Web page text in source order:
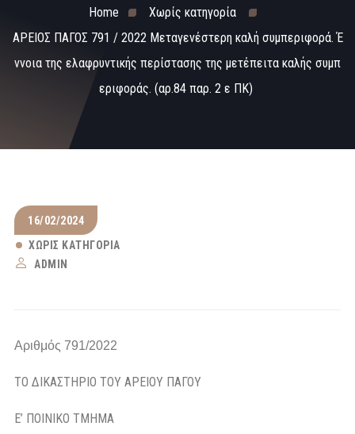
Home
Χωρίς κατηγορία
ΑΡΕΙΟΣ ΠΑΓΟΣ 791 / 2022 Μεταγενέστερη καλή συμπεριφορά. Έ
ννοια της ελαφρυντικής περίστασης της μετέπειτα καλής συμπ
εριφοράς. (αρ.84 παρ. 2 ε ΠΚ)
16/02/2024
ΧΩΡΊΣ ΚΑΤΗΓΟΡΊΑ
ADMIN
Αριθμός 791/2022
ΤΟ ΔΙΚΑΣΤΗΡΙΟ ΤΟΥ ΑΡΕΙΟΥ ΠΑΓΟΥ
Ε’ ΠΟΙΝΙΚΟ ΤΜΗΜΑ